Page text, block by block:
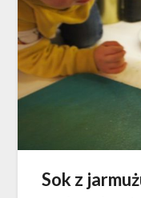
Sok z